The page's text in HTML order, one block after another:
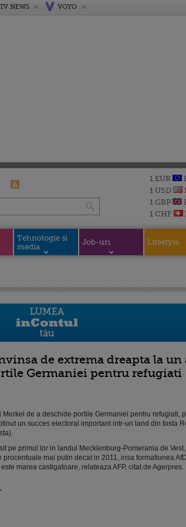
NEWS VOYO
1 EUR
1 USD
1 GBP
1 CHF
Tehnologie si
media
Job-uri Lifestyle
de extrema dreapta la un
Germaniei pentru refugiati
de a deschide portile Germaniei pentru refugiati,
un succes electoral important intr-un land din fosta
pe primul lor in landul Mecklenburg-Pomerania de
mai putin decat in 2011, insa formatiunea AfD
marea castigatoare, relateaza AFP, citat de Agerpres.